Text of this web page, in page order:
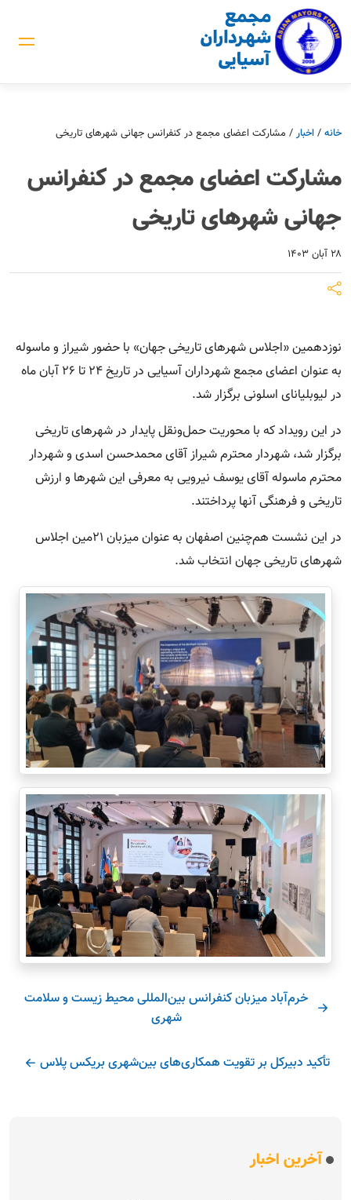
خانه / اخبار / مشارکت اعضای مجمع در کنفرانس جهانی شهرهای تاریخی
مشارکت اعضای مجمع در کنفرانس
جهانی شهرهای تاریخی
۲۸ آبان ۱۴۰۳
نوزدهمین «اجلاس شهرهای تاریخی جهان» با حضور شیراز و ماسوله
به عنوان اعضای مجمع شهرداران آسیایی در تاریخ ۲۴ تا ۲۶ آبان ماه
در لیوبلیانای اسلونی برگزار شد.
در این رویداد که با محوریت حمل‌و‌نقل پایدار در شهرهای تاریخی
برگزار شد، شهردار محترم شیراز آقای محمدحسن اسدی و شهردار
محترم ماسوله آقای یوسف نیرویی به معرفی این شهرها و ارزش
تاریخی و فرهنگی آنها پرداختند.
در این نشست هم‌چنین اصفهان به عنوان میزبان ۲۱مین اجلاس
شهرهای تاریخی جهان انتخاب شد.
خرم‌آباد میزبان کنفرانس بین‌المللی محیط زیست و سلامت
شهری
تأکید دبیرکل بر تقویت همکاری‌های بین‌شهری بریکس پلاس
آخرین اخبار